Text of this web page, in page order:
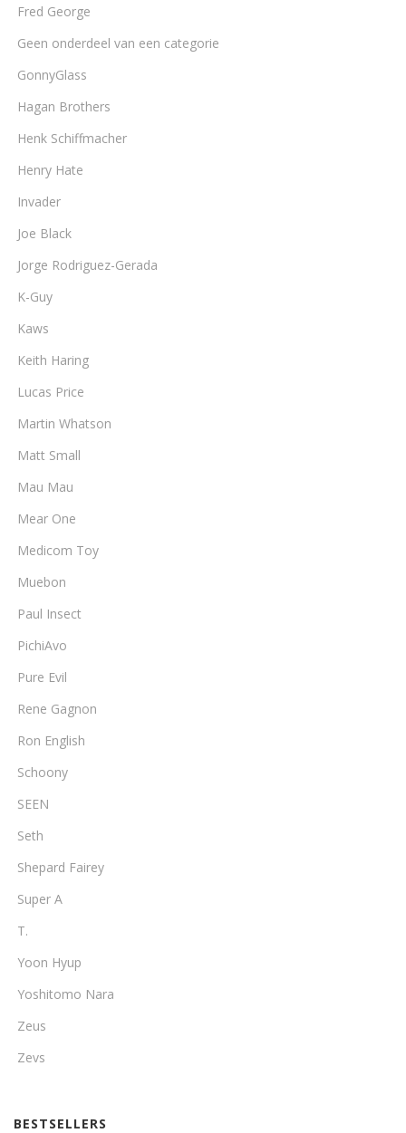
Fred George
Geen onderdeel van een categorie
GonnyGlass
Hagan Brothers
Henk Schiffmacher
Henry Hate
Invader
Joe Black
Jorge Rodriguez-Gerada
K-Guy
Kaws
Keith Haring
Lucas Price
Martin Whatson
Matt Small
Mau Mau
Mear One
Medicom Toy
Muebon
Paul Insect
PichiAvo
Pure Evil
Rene Gagnon
Ron English
Schoony
SEEN
Seth
Shepard Fairey
Super A
T.
Yoon Hyup
Yoshitomo Nara
Zeus
Zevs
BESTSELLERS